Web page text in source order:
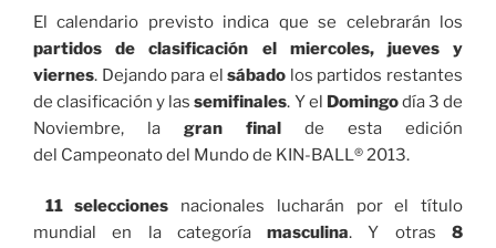
El calendario previsto indica que se celebrarán los
partidos de clasificación el miercoles, jueves y
viernes. Dejando para elsábado los partidos restantes
de clasificación y lassemifinales. Y el Domingodía 3 de
Noviembre, la gran final de esta edición
del Campeonato del Mundo de KIN-BALL® 2013.
11 selecciones nacionales lucharán por el título
mundial en la categoríamasculina. Y otras 8